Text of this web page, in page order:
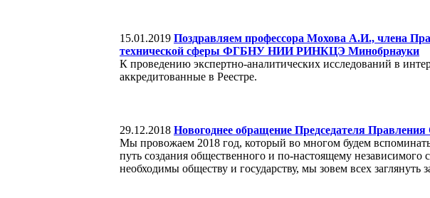
15.01.2019 Поздравляем профессора Мохова А.И., члена
технической сферы ФГБНУ НИИ РИНКЦЭ Минобрнауки
К проведению экспертно-аналитических исследований в
аккредитованные в Реестре.
29.12.2018 Новогоднее обращение Председателя
Мы провожаем 2018 год, который во многом будем
путь создания общественного и по-настоящему
необходимы обществу и государству, мы зовем всех